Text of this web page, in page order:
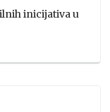
inicijativa u